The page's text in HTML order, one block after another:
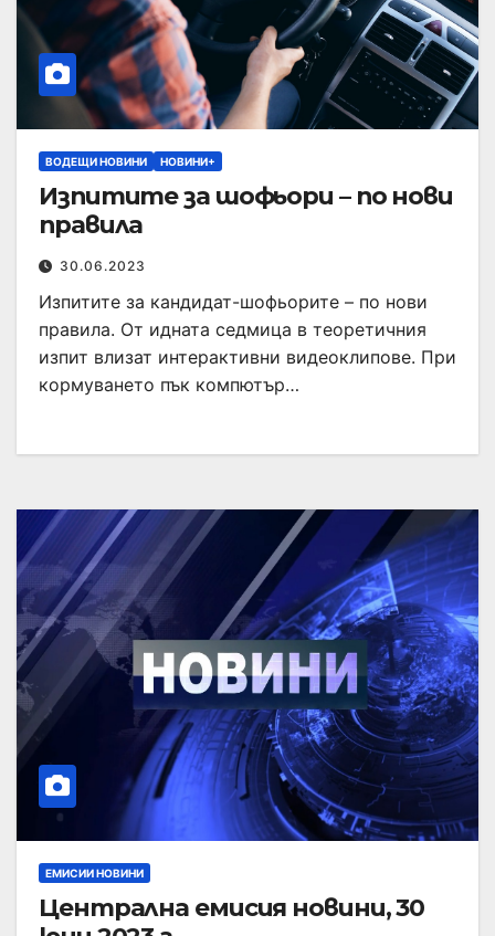
ВОДЕЩИ НОВИНИ НОВИНИ+
Изпитите за шофьори – по нови
правила
30.06.2023
Изпитите за кандидат-шофьорите – по нови
правила. От идната седмица в теоретичния
изпит влизат интерактивни видеоклипове. При
кормуването пък компютър…
ЕМИСИИ НОВИНИ
Централна емисия новини, 30